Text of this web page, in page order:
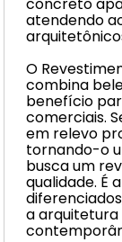
atendendo
O
combina
benefício
comerciais.
em relevo
tornando-o
busca um
qualidade. É
a